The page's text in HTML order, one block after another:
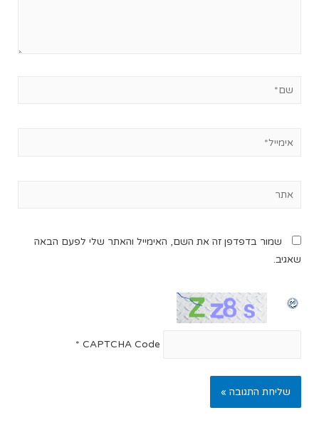
שמור בדפדפן זה את השם, האימייל והאתר שלי לפעם הבאה
שאגיב.
CAPTCHA Code
*